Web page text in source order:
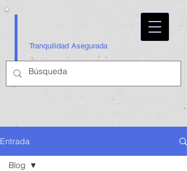
Tranquilidad Asegurada
Entrada
Blog